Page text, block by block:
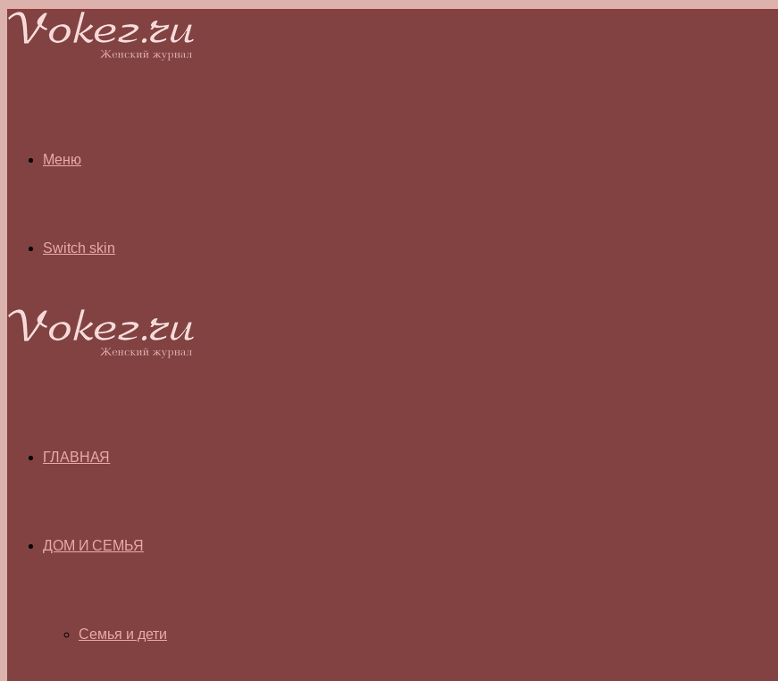
Меню
Switch skin
ГЛАВНАЯ
ДОМ И СЕМЬЯ
Семья и дети